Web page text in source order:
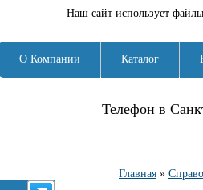
Наш сайт использует
О Компании Каталог
Телефон в
Вы здесь
Главная »